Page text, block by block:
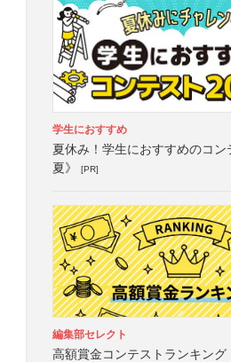
学生におすすめ
夏休み！学生におすすめのコン
夏》
[PR]
編集部セレクト
高額賞金コンテストランキング